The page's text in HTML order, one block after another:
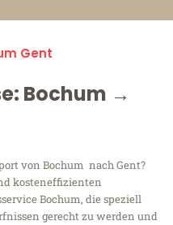
Gent
Bochum →
von Bochum nach Gent?
kosteneffizienten
Bochum, die speziell
gerecht zu werden und